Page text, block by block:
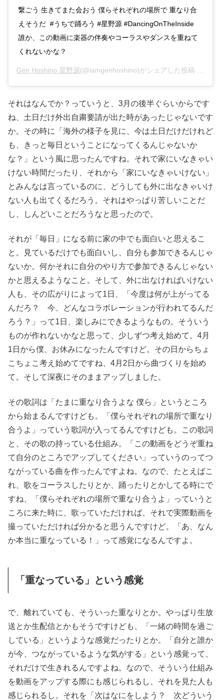
繋ごう 生きてまた会おう 僕らそれぞれの場所で 重なり合
えそうだ #うちで踊ろう #星野源 #DancingOnTheInside
誰か、この動画に楽器の伴奏やコーラスやダンスを重ねて
くれないかな？
Gén Hoshino 星野源(@iamgenhoshino)がシェアした投稿 –
それはなんでか？っていうと、3月の後半ぐらいからです
ね、土日だけ外出自粛要請が出た時があったじゃないです
か。その時に「海外の様子を見に、今は土日だけだけれど
も、きっと毎日ということになってくるんじゃないか
な？」という風に思ったんですね。それで家にいなきゃい
けない時間だったり、それから「家にいなきゃいけない」
とみんなは言っているのに、どうしても外に出なきゃいけ
ない人も出てくるだろう。それはやっぱり苦しいことだ
し、しんどいことだろうなと思ったので。
それが「毎日」になる前に家の中でも面白いと思えるこ
と。見ているだけでも面白いし、自分も参加できるんじゃ
ないか。何かそれに自分のやり方で参加できるんじゃない
かと思えるようなこと。そして、外に出なければいけない
人も、その広がりによって1日、「今度は何が上がってる
んだろ？ 今、どんなコラボレーションが行われてるんだ
ろう？」って1日、楽しみにできるようなもの。そういう
ものが作れないかなと思って、少しずつ考え始めて。4月
1日から僕、お休みになったんですけど。その日からちょ
こちょこ考え始めてですね、4月2日から曲づくりを始め
て。そして深夜にそのままアップしました。
その歌詞は「たまに重なり合うよな 僕ら」というところ
から始まるんですけども。「僕らそれぞれの場所で重なり
合うよ」っていう歌詞が入ってるんですけども。この歌詞
と、その歌の持っている仕組み。「この動画をどうぞ重ね
て自分のところでアップしてください」っていうのってつ
ながっている曲を作ったんですよね。なので、たとえばこ
れ、歌をコーラスしたりとか、踊ったりとかしてる時にで
すね、「僕らそれぞれの場所で重なり合うよ」っていうと
ころに来た時に、歌っていただければ、それで実際動画を
撮っていただければ分かると思うんですけど。「あ、なん
か本当に重なっている！」って感覚になるんですよ。
「重なっている」という感覚
で、離れていても、そういった重なりとか。やっぱり生放
送とか生配信とかもそうですけども、「一緒の時間を過ご
している」というような感覚だったりとか。「自分と誰か
が今、つながっているような気がする」という感覚って、
それだけで生きれるんですよね。なので、そういう仕組み
を動画をアップする際にも感じられるし、それを見た人も
感じられるし。それを「次はなにをしよう？ 次どういう